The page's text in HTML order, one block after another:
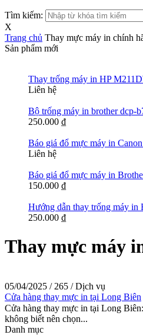
Tìm kiếm:
X
Trang chủ Thay mực máy in chính
Sản phẩm mới
Thay trống máy in HP
Liên hệ
Bộ trống máy in brother dcp-
250.000 ₫
Báo giá đổ mực máy in
Liên hệ
Báo giá đổ mực máy in
150.000 ₫
Hướng dẫn thay trống máy
250.000 ₫
Thay mực máy
05/04/2025 / 265 /Dịch vụ
Cửa hàng thay mực in tại Long Biên
Cửa hàng thay mực in tại Long
không biết nên chọn...
Danh mục